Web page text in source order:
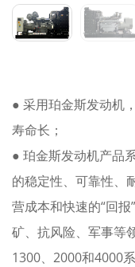
● 采用珀金斯发动机
寿命长；
● 珀金斯发动机产品
的稳定性、可靠性、
营成本和快速的“回
矿、抗风险、军事等
1300、2000和4000